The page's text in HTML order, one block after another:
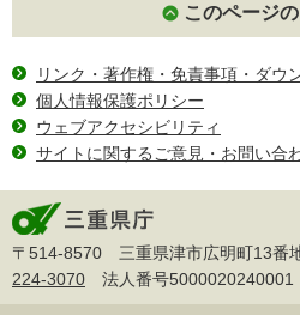
このページ
リンク・著作権・免責事項・ダウ
個人情報保護ポリシー
ウェブアクセシビリティ
サイトに関するご意見・お問い合
〒514-8570 三重県津市広明町13番
224-3070 法人番号5000020240001